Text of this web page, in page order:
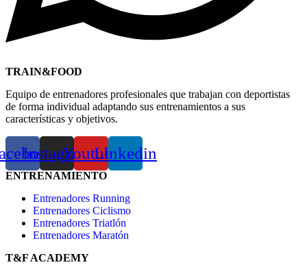
TRAIN&FOOD
Equipo de entrenadores profesionales que trabajan con deportistas
de forma individual adaptando sus entrenamientos a sus
características y objetivos.
InstagramYoutubeLinkedin
ENTRENAMIENTO
Entrenadores Running
Entrenadores Ciclismo
Entrenadores Triatlón
Entrenadores Maratón
T&F ACADEMY